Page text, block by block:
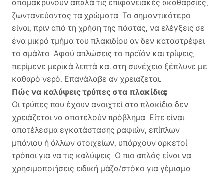
απομακρύνουν απαλά τις επιφανειακές ακαθαρσίες,
ζωντανεύοντας τα χρώματα. Το σημαντικότερο
είναι, πριν από τη χρήση της πάστας, να ελέγξεις σε
ένα μικρό τμήμα του πλακιδίου αν δεν καταστρέφει
το σμάλτο. Αφού απλώσεις το προϊόν και τρίψεις,
περίμενε μερικά λεπτά και στη συνέχεια ξέπλυνε με
καθαρό νερό. Επανάλαβε αν χρειάζεται.
Πώς να καλύψεις τρύπες στα πλακίδια;
Οι τρύπες που έχουν ανοιχτεί στα πλακίδια δεν
χρειάζεται να αποτελούν πρόβλημα. Είτε είναι
αποτέλεσμα εγκατάστασης ραφιών, επίπλων
μπάνιου ή άλλων στοιχείων, υπάρχουν αρκετοί
τρόποι για να τις καλύψεις. Ο πιο απλός είναι να
χρησιμοποιήσεις ειδική μάζα/στόκο για γέμισμα